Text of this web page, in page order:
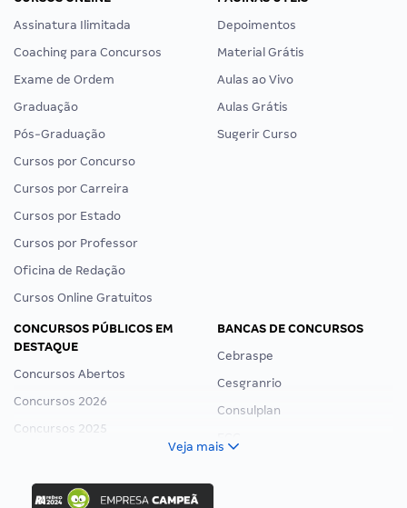
Assinatura Ilimitada
Coaching para Concursos
Exame de Ordem
Graduação
Pós-Graduação
Cursos por Concurso
Cursos por Carreira
Cursos por Estado
Cursos por Professor
Oficina de Redação
Cursos Online Gratuitos
Depoimentos
Material Grátis
Aulas ao Vivo
Aulas Grátis
Sugerir Curso
CONCURSOS PÚBLICOS EM
DESTAQUE
Concursos Abertos
Concursos 2026
Concursos 2025
Concurso Ibama
BANCAS DE CONCURSOS
Cebraspe
Cesgranrio
Consulplan
Veja mais